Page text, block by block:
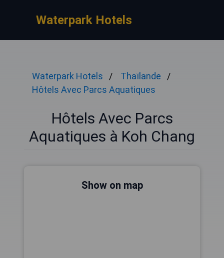
Waterpark Hotels
Waterpark Hotels
Thaïlande
Hôtels Avec Parcs Aquatiques
Hôtels Avec Parcs
Aquatiques à Koh Chang
Show on map